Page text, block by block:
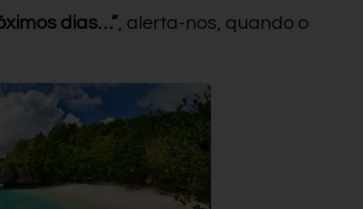
dias…” , alerta-nos, quando o